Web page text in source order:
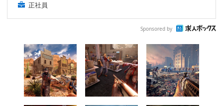
正社員
Sponsored by